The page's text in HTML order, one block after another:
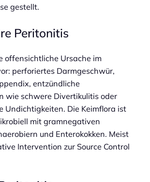
gestellt.
Peritonitis
offensichtliche Ursache im
perforiertes Darmgeschwür,
entzündliche
wie schwere Divertikulitis oder
Undichtigkeiten. Die Keimflora ist
mit gramnegativen
und Enterokokken. Meist
Intervention zur Source Control